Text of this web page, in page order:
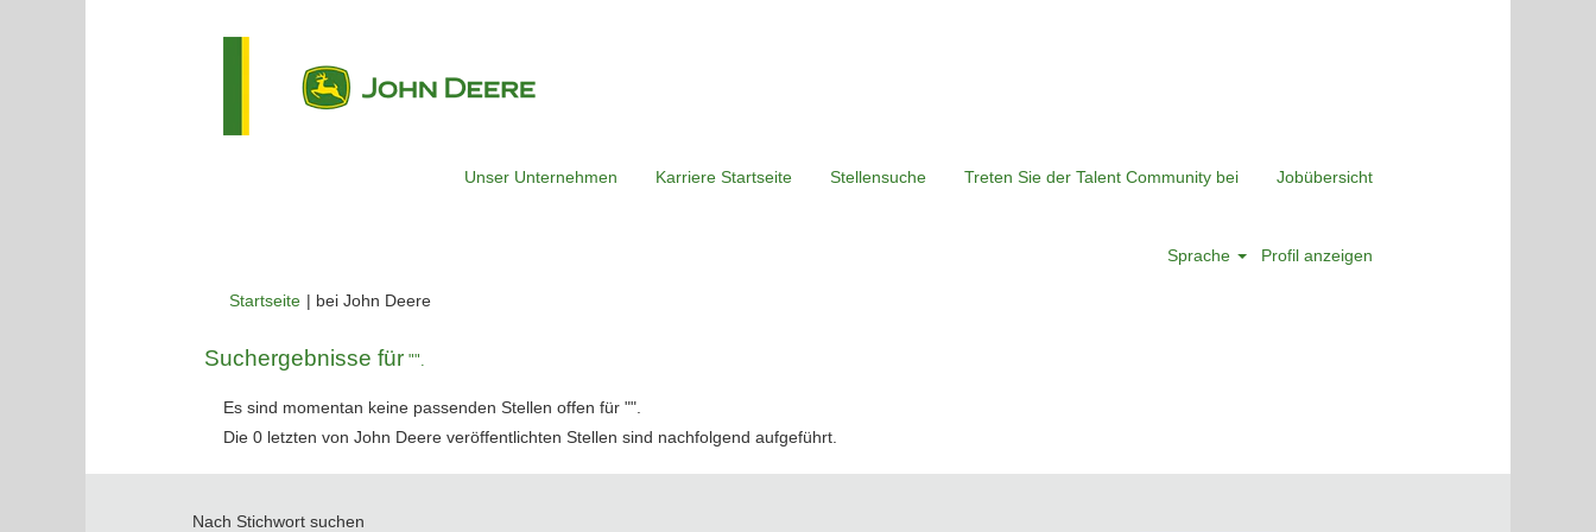
Unser Unternehmen Karriere Startseite Stellensuche Treten Sie der Talent Community bei Jobübersicht
Sprache Profil anzeigen
Startseite | bei John Deere(aktuelle
Suchergebnisse für "".
Es sind momentan keine passenden Stellen offen für "".
Die 0 letzten von John Deere veröffentlichten Stellen sind nachfolgend aufgeführt.
Nach Stichwort suchen